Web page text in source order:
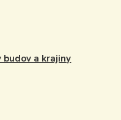
budov a krajiny